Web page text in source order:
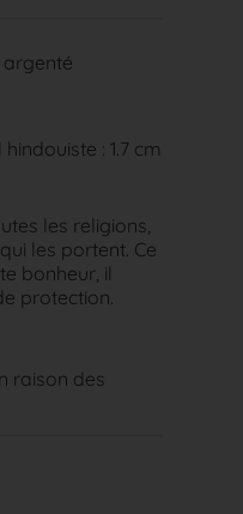
: 1.7 cm
les religions,
les portent. Ce
bonheur, il
protection.
raison des